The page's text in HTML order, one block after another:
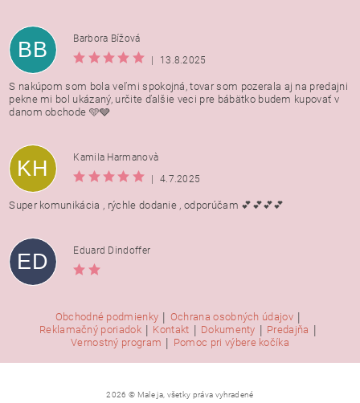
BB
Barbora Bížová
|
13.8.2025
S nakúpom som bola veľmi spokojná, tovar som pozerala aj na predajni
pekne mi bol ukázaný, určite ďalšie veci pre bábätko budem kupovať v
danom obchode 🩵🩶
KH
Kamila Harmanovà
|
4.7.2025
Super komunikácia , rýchle dodanie , odporúčam 💕💕💕💕
ED Eduard Dindoffer
Obchodné podmienky | Ochrana osobných údajov |
Reklamačný poriadok | Kontakt | Dokumenty | Predajňa |
Vernostný program | Pomoc pri výbere kočíka
2026 © Male ja, všetky práva vyhradené